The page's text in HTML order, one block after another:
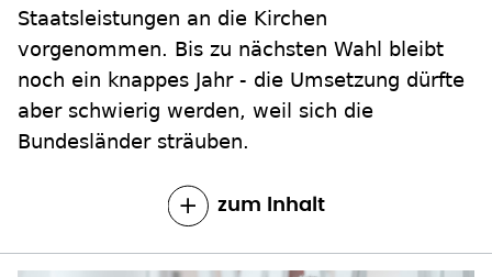
Staatsleistungen an die Kirchen
vorgenommen. Bis zu nächsten Wahl bleibt
noch ein knappes Jahr - die Umsetzung dürfte
aber schwierig werden, weil sich die
Bundesländer sträuben.
zum Inhalt